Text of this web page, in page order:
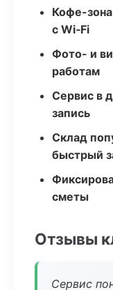
Кофе-
с Wi‑Fi
Фото- и
работам
Сервис в
запись
Склад
быстрый
сметы
Отзывы
Сервис